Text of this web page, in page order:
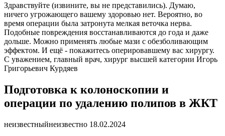
Здравствуйте (извините, вы не представились). Думаю,
ничего угрожающего вашему здоровью нет. Вероятно, во
время операции была затронута мелкая веточка нерва.
Подобные повреждения восстанавливаются до года и даже
дольше. Можно применять любые мази с обезболивающим
эффектом. И ещё - покажитесь оперировавшему вас хирургу.
С уважением, главный врач, хирург высшей категории Игорь
Григорьевич Курдяев
Подготовка к колоноскопии и
операции по удалению полипов в ЖКТ
неизвестныйнеизвестно 18.02.2024